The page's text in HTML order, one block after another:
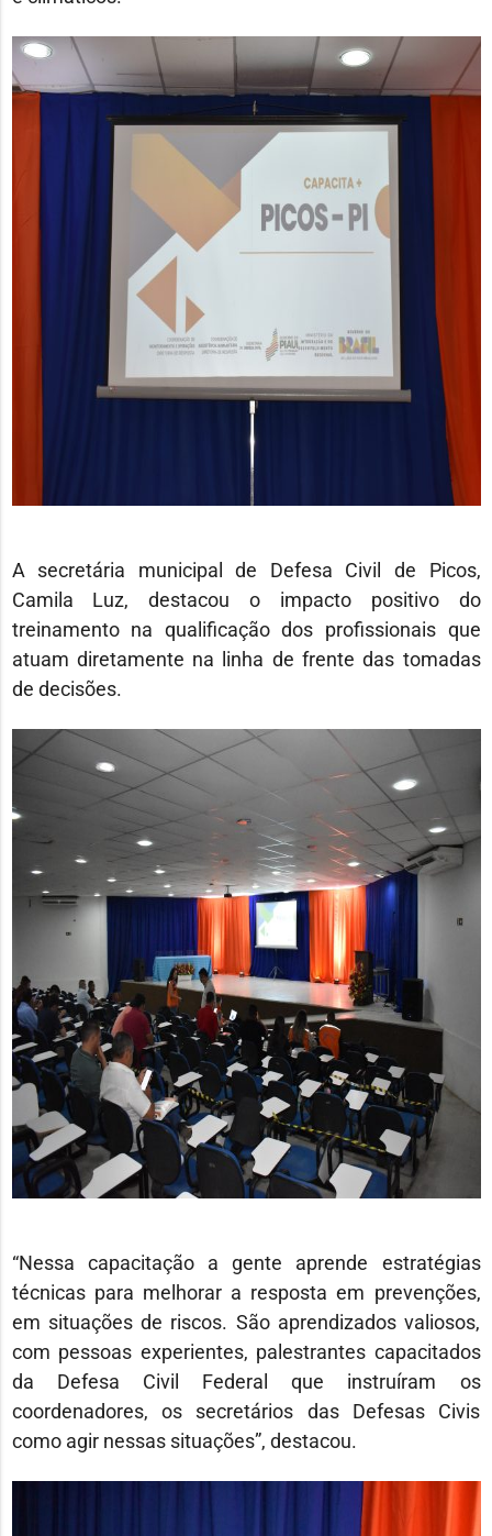
A secretária municipal de Defesa Civil de Picos,
Camila Luz, destacou o impacto positivo do
treinamento na qualificação dos profissionais que
atuam diretamente na linha de frente das tomadas
de decisões.
“Nessa capacitação a gente aprende estratégias
técnicas para melhorar a resposta em prevenções,
em situações de riscos. São aprendizados valiosos,
com pessoas experientes, palestrantes capacitados
da Defesa Civil Federal que instruíram os
coordenadores, os secretários das Defesas Civis
como agir nessas situações”, destacou.